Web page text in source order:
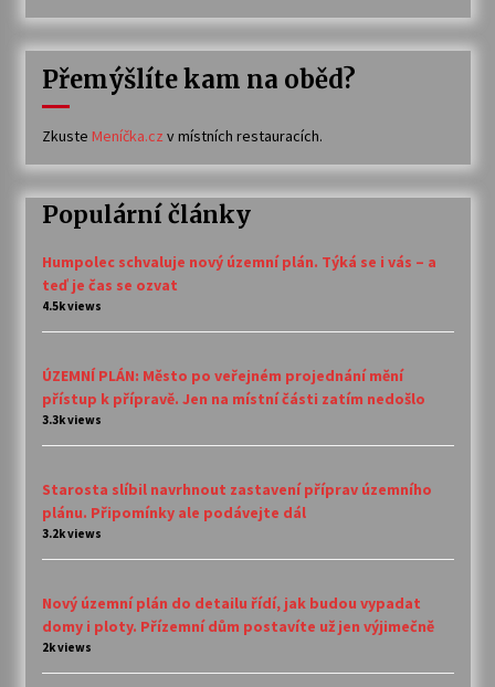
Přemýšlíte kam na oběd?
Zkuste Meníčka.cz v místních restauracích.
Populární články
Humpolec schvaluje nový územní plán. Týká se i vás – a
teď je čas se ozvat
4.5k views
ÚZEMNÍ PLÁN: Město po veřejném projednání mění
přístup k přípravě. Jen na místní části zatím nedošlo
3.3k views
Starosta slíbil navrhnout zastavení příprav územního
plánu. Připomínky ale podávejte dál
3.2k views
Nový územní plán do detailu řídí, jak budou vypadat
domy i ploty. Přízemní dům postavíte už jen výjimečně
2k views